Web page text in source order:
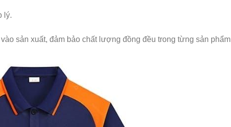
lý.
sản xuất, đảm bảo chất lượng đồng đều trong từng sản